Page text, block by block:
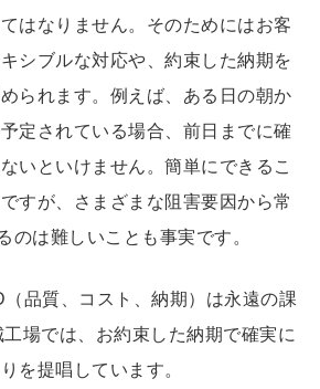
はなりません。そのためにはお客
シブルな対応や、約束した納期を
られます。例えば、ある日の朝か
定されている場合、前日までに確
いといけません。簡単にできるこ
すが、さまざまな阻害要因から常
のは難しいことも事実です。
品質、コスト、納期）は永遠の課
場では、お約束した納期で確実に
を提唱しています。